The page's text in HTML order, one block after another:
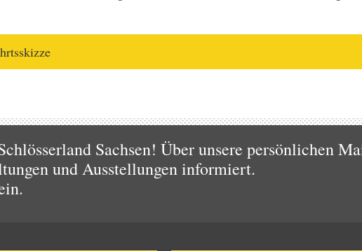
Sachsen! Über unsere persönlichen
und Ausstellungen informiert.